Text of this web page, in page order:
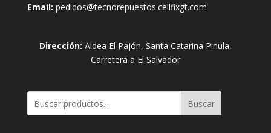
Email: pedidos@tecnorepuestos.cellfixgt.com
Dirección: Aldea El Pajón, Santa Catarina Pinula,
Carretera a El Salvador
Buscar